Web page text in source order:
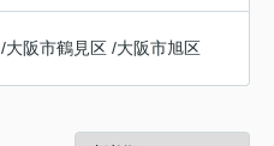
/大阪市鶴見区 /大阪市旭区